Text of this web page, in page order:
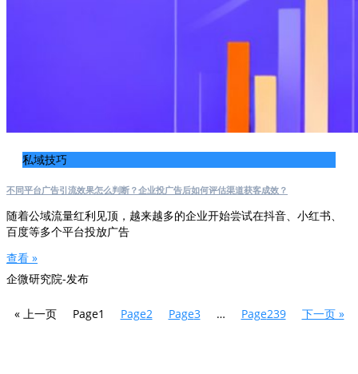
私域技巧
不同平台广告引流效果怎么判断？企业投广告后如何评估渠道获客成效？
随着公域流量红利见顶，越来越多的企业开始尝试在抖音、小红书、
百度等多个平台投放广告
查看 »
企微研究院-发布
« 上一页 Page1 Page2 Page3 … Page239 下一页 »